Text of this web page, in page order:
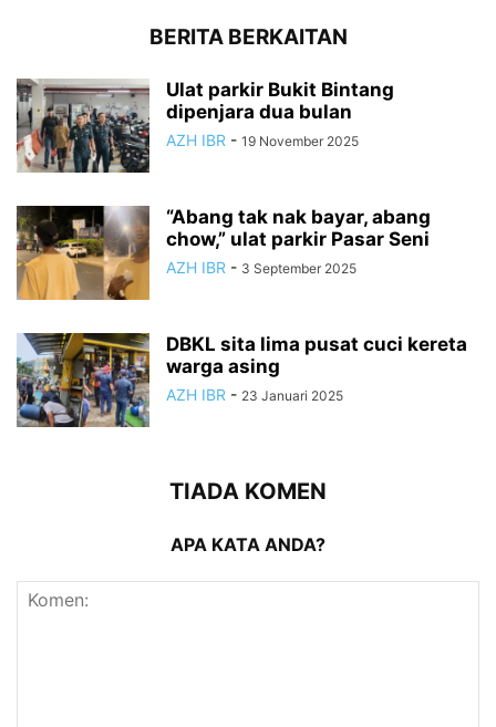
BERITA BERKAITAN
Ulat parkir Bukit Bintang
dipenjara dua bulan
AZH IBR - 19 November 2025
“Abang tak nak bayar, abang
chow,” ulat parkir Pasar Seni
AZH IBR - 3 September 2025
DBKL sita lima pusat cuci kereta
warga asing
AZH IBR - 23 Januari 2025
TIADA KOMEN
APA KATA ANDA?